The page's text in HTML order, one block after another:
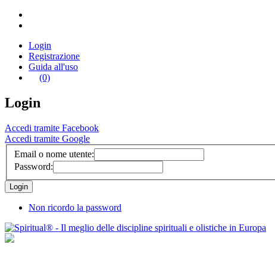
Login
Registrazione
Guida all'uso
(0)
Login
Accedi tramite Facebook
Accedi tramite Google
Email o nome utente:
Password:
Non ricordo la password